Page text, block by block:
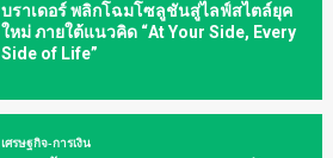
บราเดอร์ พลิกโฉมโซลูชันสู่ไลฟ์สไตล์ยุค
ใหม่ ภายใต้แนวคิด “At Your Side, Every
Side of Life”
เศรษฐกิจ-การเงิน